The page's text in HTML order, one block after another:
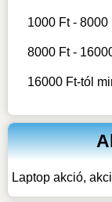
1000 Ft - 8000
8000 Ft -
16000 Ft-tól
Laptop akció,